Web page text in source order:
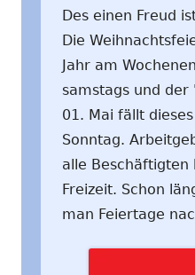
Des einen Freud
Die
Jahr am
samstags und der
01. Mai fällt
Sonntag.
alle
Freizeit. Schon
man Feiertage